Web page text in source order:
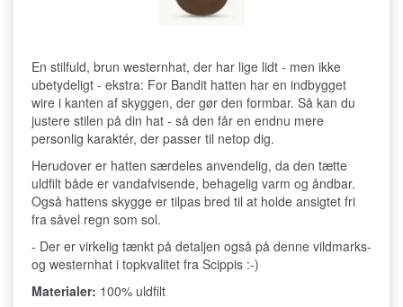
En stilfuld, brun westernhat, der har lige lidt - men ikke
ubetydeligt - ekstra: For Bandit hatten har en indbygget
wire i kanten af skyggen, der gør den formbar. Så kan du
justere stilen på din hat - så den får en endnu mere
personlig karaktér, der passer til netop dig.
Herudover er hatten særdeles anvendelig, da den tætte
uldfilt både er vandafvisende, behagelig varm og åndbar.
Også hattens skygge er tilpas bred til at holde ansigtet fri
fra såvel regn som sol.
- Der er virkelig tænkt på detaljen også på denne vildmarks-
og westernhat i topkvalitet fra Scippis :-)
Materialer: 100% uldfilt